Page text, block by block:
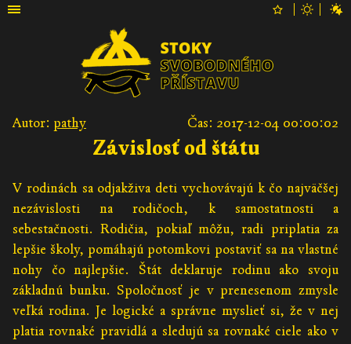
Autor: pathy Čas: 2017-12-04 00:00:02
Závislosť od štátu
V rodinách sa odjakživa deti vychovávajú k čo najväčšej
nezávislosti na rodičoch, k samostatnosti a
sebestačnosti. Rodičia, pokiaľ môžu, radi priplatia za
lepšie školy, pomáhajú potomkovi postaviť sa na vlastné
nohy čo najlepšie. Štát deklaruje rodinu ako svoju
základnú bunku. Spoločnosť je v prenesenom zmysle
veľká rodina. Je logické a správne myslieť si, že v nej
platia rovnaké pravidlá a sledujú sa rovnaké ciele ako v